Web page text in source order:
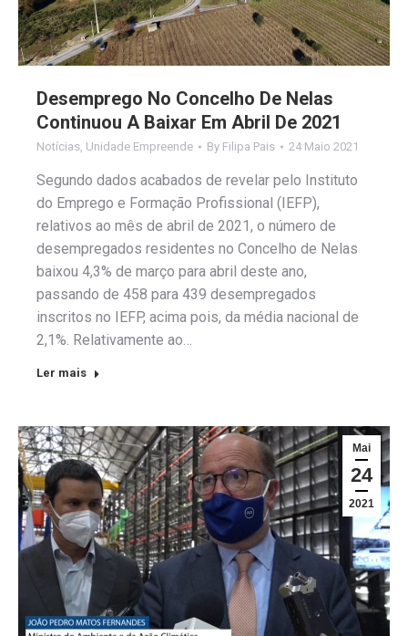
Desemprego No Concelho De Nelas
Continuou A Baixar Em Abril De 2021
Notícias, Unidade Empreende By Filipa Pais 24 Maio 2021
Segundo dados acabados de revelar pelo Instituto
do Emprego e Formação Profissional (IEFP),
relativos ao mês de abril de 2021, o número de
desempregados residentes no Concelho de Nelas
baixou 4,3% de março para abril deste ano,
passando de 458 para 439 desempregados
inscritos no IEFP, acima pois, da média nacional de
2,1%. Relativamente ao…
Ler mais
Mai
24
2021